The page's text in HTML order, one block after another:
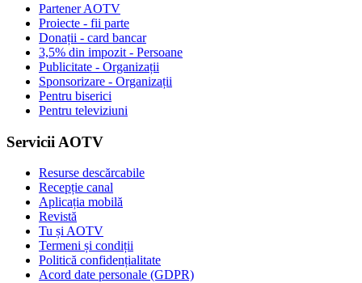
Partener AOTV
Proiecte - fii parte
Donații - card bancar
3,5% din impozit - Persoane
Publicitate - Organizații
Sponsorizare - Organizații
Pentru biserici
Pentru televiziuni
Servicii AOTV
Resurse descărcabile
Recepție canal
Aplicația mobilă
Revistă
Tu și AOTV
Termeni și condiții
Politică confidențialitate
Acord date personale (GDPR)